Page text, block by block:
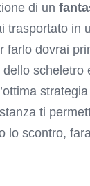
di un
dovrai
ti
scontro,